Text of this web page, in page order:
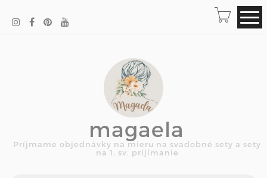
magaela
Príjmame objednávky na mieru na svadobné sety a sety
na 1. sv. prijímanie